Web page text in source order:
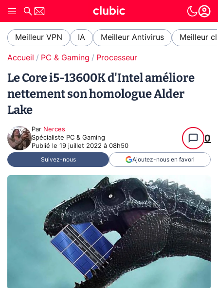
Meilleur VPN IA Meilleur Antivirus Meilleur
Accueil PC & Gaming Processeur
Le Core i5-13600K d'Intel améliore
nettement son homologue Alder
Lake
Par Nerces
Spécialiste PC & Gaming
Publié le 19 juillet 2022 à 08h50
0
Suivez-nous Ajoutez-nous en favori